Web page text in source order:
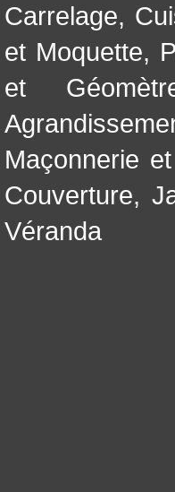
Carrelage,
et Moquette,
et
Maçonnerie
Couverture,
Véranda